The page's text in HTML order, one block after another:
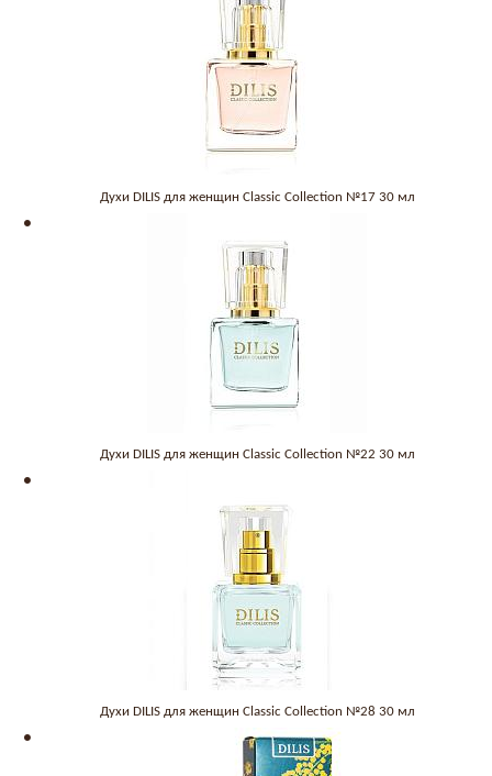
Духи DILIS для женщин Classic Collection №17 30 мл
Духи DILIS для женщин Classic Collection №22 30 мл
Духи DILIS для женщин Classic Collection №28 30 мл